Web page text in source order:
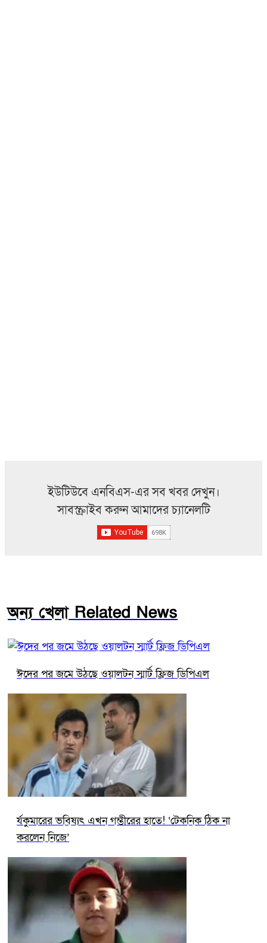
ইউটিউবে এনবিএস-এর সব খবর দেখুন।
সাবস্ক্রাইব করুন আমাদের চ্যানেলটি
অন্য খেলা Related News
ঈদের পর জমে উঠছে ওয়ালটন স্মার্ট ফ্রিজ ডিপিএল
র্যকুমারের ভবিষ্যৎ এখন গম্ভীরের হাতে! ‘টেকনিক ঠিক না
করলেন নিজে’